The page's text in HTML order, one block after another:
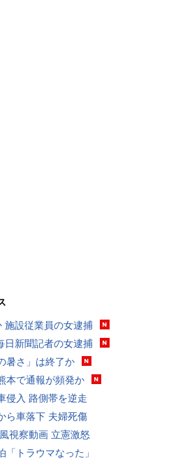
施設従業員の女逮捕
日新聞記者の女逮捕
暑さ」は終了か
本で通報が頻発か
侵入 路側帯を逆走
ら車落下 夫婦死傷
視察動画 立憲激怒
「トラウマなった」